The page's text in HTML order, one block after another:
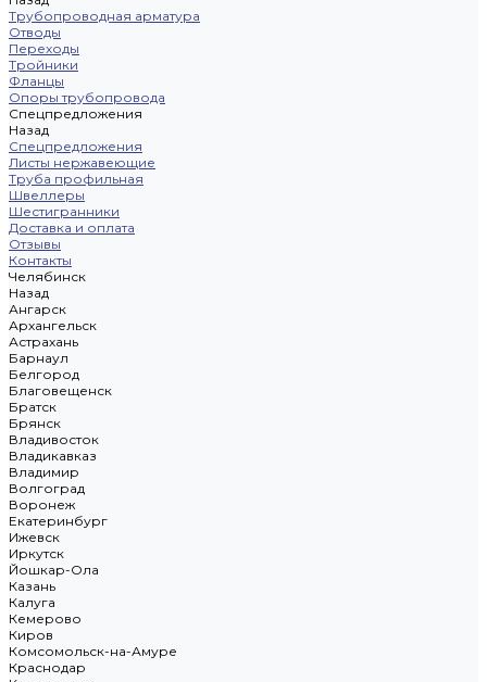
Трубопроводная арматура
Отводы
Переходы
Тройники
Фланцы
Опоры трубопровода
Спецпредложения
Назад
Спецпредложения
Листы нержавеющие
Труба профильная
Швеллеры
Шестигранники
Доставка и оплата
Отзывы
Контакты
Челябинск
Назад
Ангарск
Архангельск
Астрахань
Барнаул
Белгород
Благовещенск
Братск
Брянск
Владивосток
Владикавказ
Владимир
Волгоград
Воронеж
Екатеринбург
Ижевск
Иркутск
Йошкар-Ола
Казань
Калуга
Кемерово
Киров
Комсомольск-на-Амуре
Краснодар